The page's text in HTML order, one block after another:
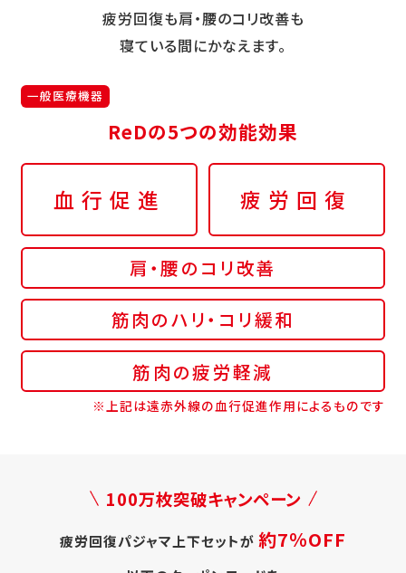
疲労回復も肩・腰のコリ改善も
寝ている間にかなえます。
一般医療機器
ReDの5つの効能効果
血行促進 疲労回復
肩・腰のコリ改善
筋肉のハリ・コリ緩和
筋肉の疲労軽減
※上記は遠赤外線の血行促進作用によるものです
100万枚突破キャンペーン
疲労回復パジャマ上下セットが 約7％OFF